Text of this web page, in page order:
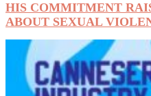
HIS COMMITMENT
ABOUT SEXUAL